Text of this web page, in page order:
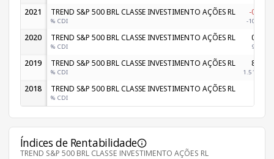
2021 TREND S&P 500 BRL CLASSE INVESTIMENTO AÇÕES RL
% CDI
-0,16%
-107,22%
2020 TREND S&P 500 BRL CLASSE INVESTIMENTO AÇÕES RL
% CDI
0,38%
99,66%
2019 TREND S&P 500 BRL CLASSE INVESTIMENTO AÇÕES RL
% CDI
8,24%
1.517,05%
2018 TREND S&P 500 BRL CLASSE INVESTIMENTO AÇÕES RL
% CDI
Índices de Rentabilidade
TREND S&P 500 BRL CLASSE INVESTIMENTO AÇÕES RL